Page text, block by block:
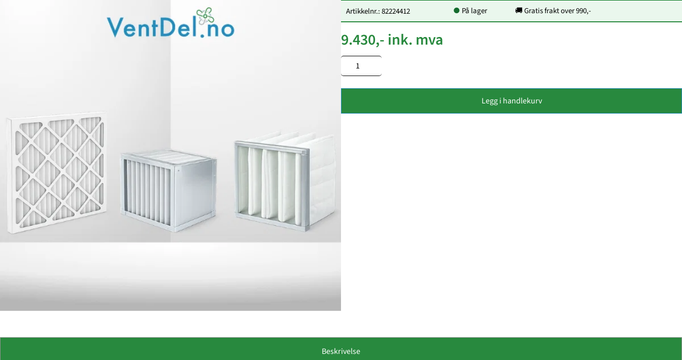
Artikkelnr.: 82224412 ● På lager 🚚 Gratis frakt over 990,-
9.430,- ink. mva
Legg i handlekurv
Beskrivelse